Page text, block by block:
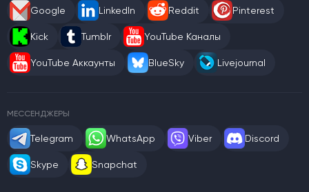
Google LinkedIn Reddit Pinterest
Kick Tumblr YouTube Каналы
YouTube Аккаунты BlueSky Livejournal
МЕССЕНДЖЕРЫ
Telegram WhatsApp Viber Discord
Skype Snapchat